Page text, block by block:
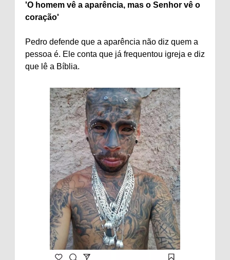
'O homem vê a aparência, mas o Senhor vê o
coração'
Pedro defende que a aparência não diz quem a
pessoa é. Ele conta que já frequentou igreja e diz
que lê a Bíblia.